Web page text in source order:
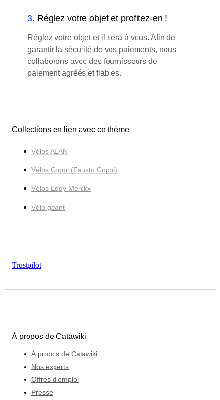
3. Réglez votre objet et profitez-en !
Réglez votre objet et il sera à vous. Afin de
garantir la sécurité de vos paiements, nous
collaborons avec des fournisseurs de
paiement agréés et fiables.
Collections en lien avec ce thème
Vélos ALAN
Vélos Coppi (Fausto Coppi)
Vélos Eddy Merckx
Vélo géant
Trustpilot
À propos de Catawiki
À propos de Catawiki
Nos experts
Offres d'emploi
Presse